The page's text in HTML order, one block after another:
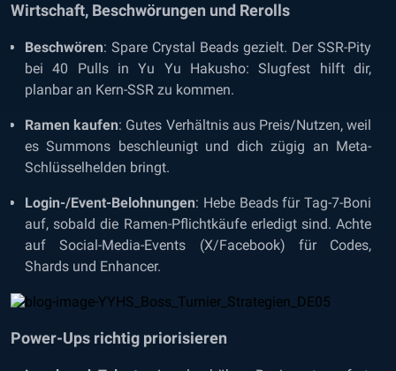
Wirtschaft, Beschwörungen und Rerolls
Beschwören: Spare Crystal Beads gezielt. Der SSR-Pity
bei 40 Pulls in Yu Yu Hakusho: Slugfest hilft dir,
planbar an Kern-SSR zu kommen.
Ramen kaufen: Gutes Verhältnis aus Preis/Nutzen, weil
es Summons beschleunigt und dich zügig an Meta-
Schlüsselhelden bringt.
Login-/Event-Belohnungen: Hebe Beads für Tag-7-Boni
auf, sobald die Ramen-Pflichtkäufe erledigt sind. Achte
auf Social-Media-Events (X/Facebook) für Codes,
Shards und Enhancer.
Power-Ups richtig priorisieren